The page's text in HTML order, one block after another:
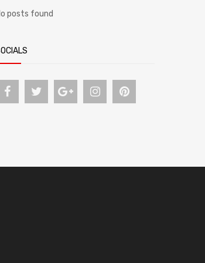
posts found